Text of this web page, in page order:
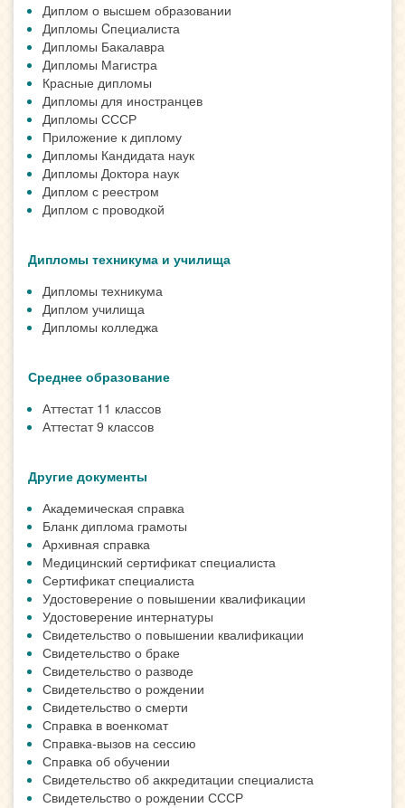
Диплом о высшем образовании
Дипломы Cпециалиста
Дипломы Бакалавра
Дипломы Магистра
Красные дипломы
Дипломы для иностранцев
Дипломы СССР
Приложение к диплому
Дипломы Кандидата наук
Дипломы Доктора наук
Диплом с реестром
Диплом с проводкой
Дипломы техникума и училища
Дипломы техникума
Диплом училища
Дипломы колледжа
Среднее образование
Аттестат 11 классов
Аттестат 9 классов
Другие документы
Академическая справка
Бланк диплома грамоты
Архивная справка
Медицинский сертификат специалиста
Сертификат специалиста
Удостоверение о повышении квалификации
Удостоверение интернатуры
Свидетельство о повышении квалификации
Свидетельство о браке
Свидетельство о разводе
Свидетельство о рождении
Свидетельство о смерти
Справка в военкомат
Справка-вызов на сессию
Справка об обучении
Свидетельство об аккредитации специалиста
Свидетельство о рождении СССР